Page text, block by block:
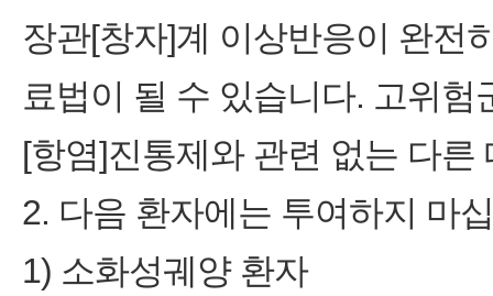
장관[창자]계 이상반응이 완전
료법이 될 수 있습니다. 고위
[항염]진통제와 관련 없는 다
2. 다음 환자에는 투여하지 마
1) 소화성궤양 환자